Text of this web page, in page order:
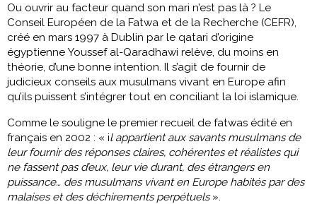
Ou ouvrir au facteur quand son mari n’est pas là ? Le
Conseil Européen de la Fatwa et de la Recherche (CEFR),
créé en mars 1997 à Dublin par le qatari d’origine
égyptienne Youssef al-Qaradhawi relève, du moins en
théorie, d’une bonne intention. Il s’agit de fournir de
judicieux conseils aux musulmans vivant en Europe afin
qu’ils puissent s’intégrer tout en conciliant la loi islamique.
Comme le souligne le premier recueil de fatwas édité en
français en 2002 : « il appartient aux savants musulmans de
leur fournir des réponses claires, cohérentes et réalistes qui
ne fassent pas d’eux, leur vie durant, des étrangers en
puissance… des musulmans vivant en Europe habités par des
malaises et des déchirements perpétuels».